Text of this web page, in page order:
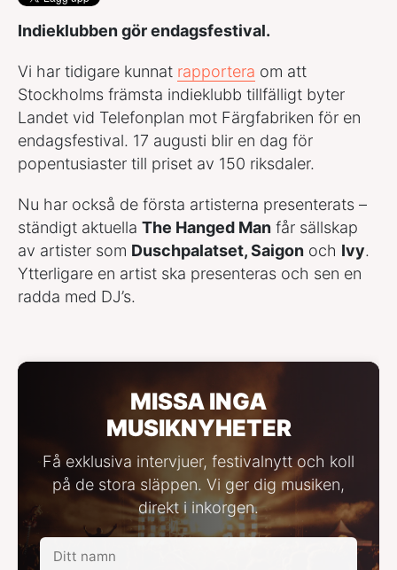
Indieklubben gör endagsfestival.
Vi har tidigare kunnat rapportera om att
Stockholms främsta indieklubb tillfälligt byter
Landet vid Telefonplan mot Färgfabriken för en
endagsfestival. 17 augusti blir en dag för
popentusiaster till priset av 150 riksdaler.
Nu har också de första artisterna presenterats –
ständigt aktuella The Hanged Man får sällskap
av artister som Duschpalatset, Saigon och Ivy.
Ytterligare en artist ska presenteras och sen en
radda med DJ’s.
MISSA INGA
MUSIKNYHETER
Få exklusiva intervjuer, festivalnytt och koll
på de stora släppen. Vi ger dig musiken,
direkt i inkorgen.